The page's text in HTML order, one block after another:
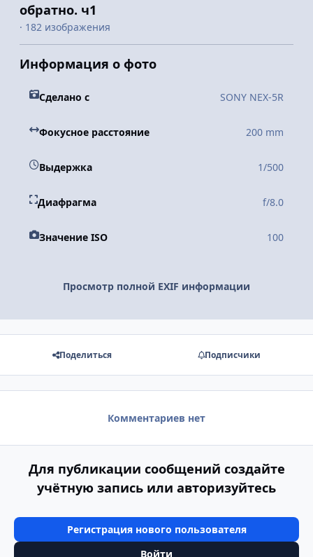
обратно. ч1
· 182 изображения
Информация о фото
Сделано с SONY NEX-5R
Фокусное расстояние 200 mm
Выдержка 1/500
Диафрагма f/8.0
Значение ISO 100
Просмотр полной EXIF информации
Поделиться Подписчики
Комментариев нет
Для публикации сообщений создайте
учётную запись или авторизуйтесь
Регистрация нового пользователя
Войти